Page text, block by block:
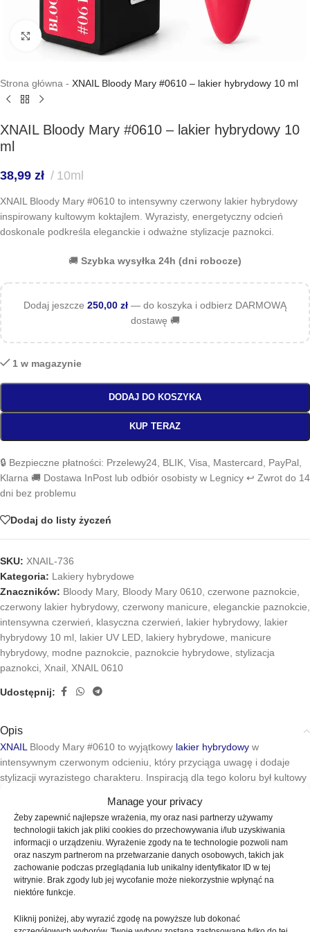
Manage your privacy
Żeby zapewnić najlepsze wrażenia, my oraz nasi partnerzy używamy
technologii takich jak pliki cookies do przechowywania i/lub uzyskiwania
informacji o urządzeniu. Wyrażenie zgody na te technologie pozwoli nam
oraz naszym partnerom na przetwarzanie danych osobowych, takich jak
zachowanie podczas przeglądania lub unikalny identyfikator ID w tej
witrynie. Brak zgody lub jej wycofanie może niekorzystnie wpłynąć na
niektóre funkcje.
Kliknij poniżej, aby wyrazić zgodę na powyższe lub dokonać
Kliknij, aby powiększyć
Strona główna - XNAIL Bloody Mary #0610 – lakier hybrydowy 10 ml
XNAIL Bloody Mary #0610 – lakier hybrydowy 10
ml
38,99 zł 10ml
XNAIL Bloody Mary #0610 to intensywny czerwony lakier hybrydowy
inspirowany kultowym koktajlem. Wyrazisty, energetyczny odcień
doskonale podkreśla eleganckie i odważne stylizacje paznokci.
🚚 Szybka wysyłka 24h (dni robocze)
Dodaj jeszcze 250,00 zł — do koszyka i odbierz DARMOWĄ
dostawę 🚚
1 w magazynie
DODAJ DO KOSZYKA
KUP TERAZ
🔒 Bezpieczne płatności: Przelewy24, BLIK, Visa, Mastercard, PayPal,
Klarna 🚚 Dostawa InPost lub odbiór osobisty w Legnicy ↩️ Zwrot do 14
dni bez problemu
Dodaj do listy życzeń
SKU: XNAIL-736
Kategoria: Lakiery hybrydowe
Znaczników: Bloody Mary, Bloody Mary 0610 czerwone paznokcie
czerwony lakier hybrydowy, czerwony manicure eleganckie paznokcie
intensywna czerwień
klasyczna czerwień lakier hybrydowy, lakier
hybrydowy 10 ml lakier UV LED lakiery hybrydowe
manicure
hybrydowy, modne paznokcie paznokcie hybrydowe stylizacja
paznokci Xnail XNAIL 0610
Udostępnij:
Opis
XNAIL Bloody Mary #0610 to wyjątkowy lakier hybrydowy w
intensywnym czerwonym odcieniu, który przyciąga uwagę i dodaje
stylizacji wyrazistego charakteru. Inspiracją dla tego koloru był kultowy
Głęboka czerwień doskonale prezentuje się na każdej długości
paznokci. To kolor, który sprawdza się zarówno podczas codziennych
stylizacji, jak i na wyjątkowe okazje. Czerwone paznokcie od lat
pozostają symbolem kobiecości, pewności siebie i klasycznej elegancji.
błyszczącymi topami, zdobieniami, brokatem oraz minimalistycznym